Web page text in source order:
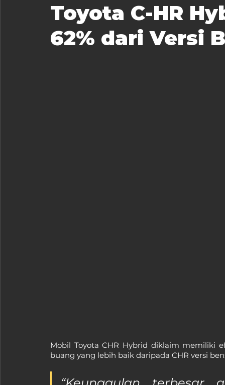
Toyota C-HR
62% dari Versi
Mobil Toyota CHR Hybrid diklaim memiliki
buang yang lebih baik daripada CHR versi